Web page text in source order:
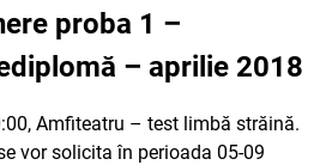
proba 1 –
– aprilie 2018
Amfiteatru – test limbă străină.
vor solicita în perioada 05-09